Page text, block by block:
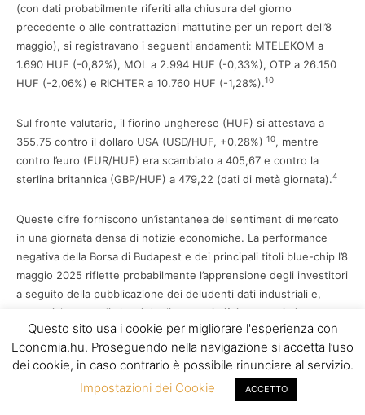
(con dati probabilmente riferiti alla chiusura del giorno
precedente o alle contrattazioni mattutine per un report dell’8
maggio), si registravano i seguenti andamenti: MTELEKOM a
1.690 HUF (-0,82%), MOL a 2.994 HUF (-0,33%), OTP a 26.150
HUF (-2,06%) e RICHTER a 10.760 HUF (-1,28%).10
Sul fronte valutario, il fiorino ungherese (HUF) si attestava a
355,75 contro il dollaro USA (USD/HUF, +0,28%) 10, mentre
contro l’euro (EUR/HUF) era scambiato a 405,67 e contro la
sterlina britannica (GBP/HUF) a 479,22 (dati di metà giornata).4
Queste cifre forniscono un’istantanea del sentiment di mercato
in una giornata densa di notizie economiche. La performance
negativa della Borsa di Budapest e dei principali titoli blue-chip l’8
maggio 2025 riflette probabilmente l’apprensione degli investitori
a seguito della pubblicazione dei deludenti dati industriali e,
potenzialmente, di alcuni degli annunci più interventisti o
preoccupanti emersi dal Kormányinfó. Il calo dell’indice BUX4e le
significative flessioni di titoli importanti come OTP e Richter10
suggeriscono che le notizie economiche della giornata sono
state, nel complesso, percepite negativamente dal mercato. La
Questo sito usa i cookie per migliorare l'esperienza con
Economia.hu. Proseguendo nella navigazione si accetta l’uso
dei cookie, in caso contrario è possibile rinunciare al servizio.
Impostazioni dei Cookie
ACCETTO